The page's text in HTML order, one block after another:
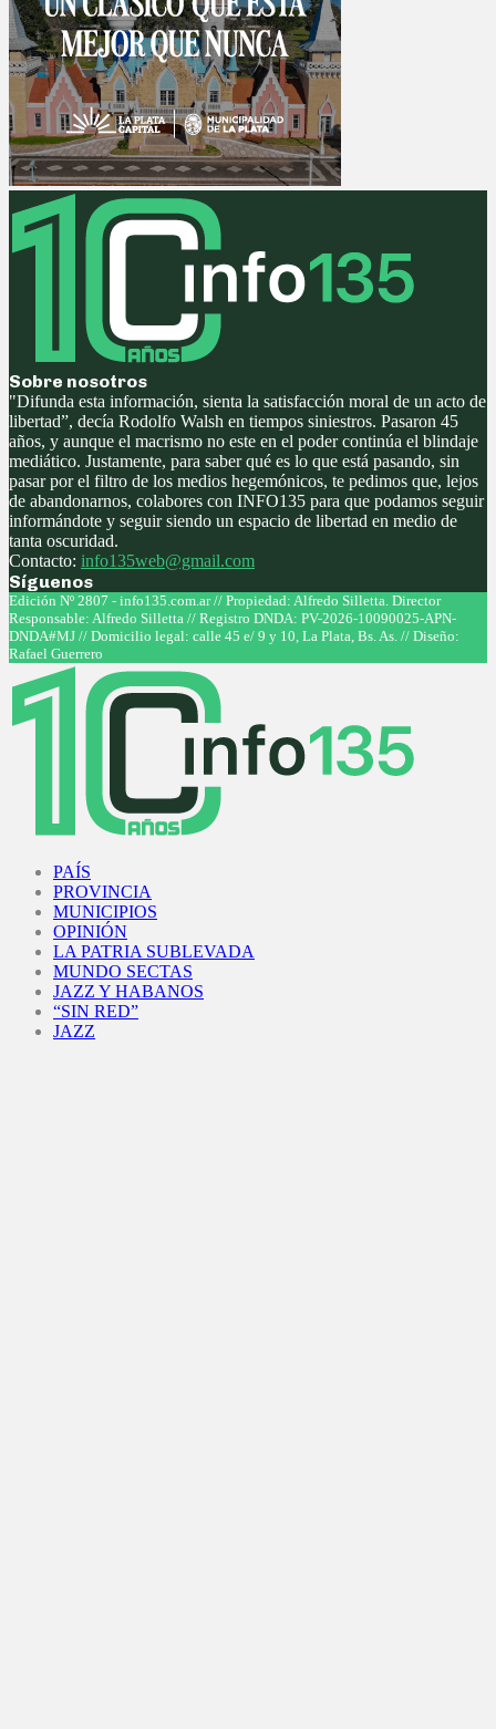
Sobre nosotros
"Difunda esta información, sienta la satisfacción moral de un acto de
libertad”, decía Rodolfo Walsh en tiempos siniestros. Pasaron 45
años, y aunque el macrismo no este en el poder continúa el blindaje
mediático. Justamente, para saber qué es lo que está pasando, sin
pasar por el filtro de los medios hegemónicos, te pedimos que, lejos
de abandonarnos, colabores con INFO135 para que podamos seguir
informándote y seguir siendo un espacio de libertad en medio de
tanta oscuridad.
Contacto: info135web@gmail.com
Síguenos
Facebook
Twitter
Instagram
Youtube
Edición Nº 2807 - info135.com.ar // Propiedad: Alfredo Silletta. Director
Responsable: Alfredo Silletta // Registro DNDA: PV-2026-10090025-APN-
DNDA#MJ // Domicilio legal: calle 45 e/ 9 y 10, La Plata, Bs. As. // Diseño:
Rafael Guerrero
PAÍS
PROVINCIA
MUNICIPIOS
OPINIÓN
LA PATRIA SUBLEVADA
MUNDO SECTAS
JAZZ Y HABANOS
“SIN RED”
JAZZ